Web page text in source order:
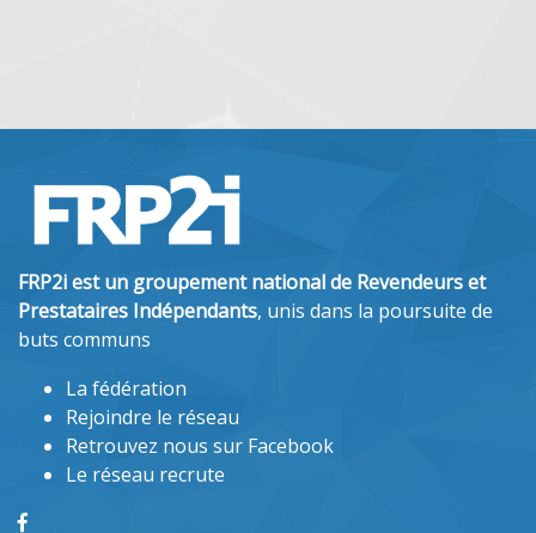
FRP2i est un groupement national de Revendeurs et
Prestataires Indépendants, unis dans la poursuite de
buts communs
La fédération
Rejoindre le réseau
Retrouvez nous sur Facebook
Le réseau recrute